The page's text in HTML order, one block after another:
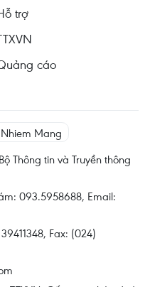
trợ
cáo
Thông tin và Truyền thông
093.5958688, Email:
Fax: (024)